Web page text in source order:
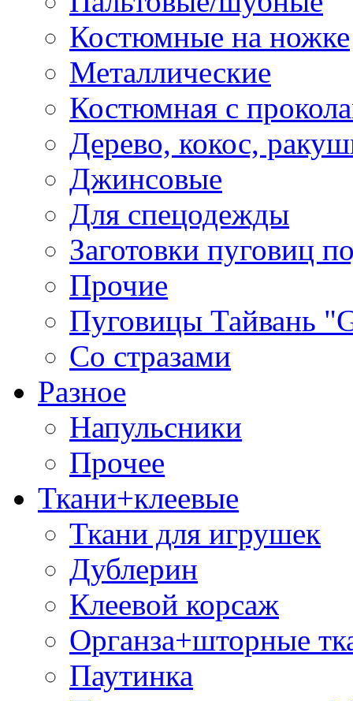
Костюмные на ножке
Металлические
Костюмная с
Дерево, кокос,
Джинсовые
Для спецодежды
Заготовки пуговиц
Прочие
Пуговицы Тайвань
Со стразами
Разное
Напульсники
Прочее
Ткани+клеевые
Ткани для игрушек
Дублерин
Клеевой корсаж
Органза+шторные
Паутинка